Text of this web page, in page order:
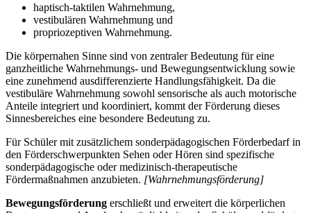
haptisch-taktilen Wahrnehmung,
vestibulären Wahrnehmung und
propriozeptiven Wahrnehmung.
Die körpernahen Sinne sind von zentraler Bedeutung für eine
ganzheitliche Wahrnehmungs- und Bewegungsentwicklung sowie
eine zunehmend ausdifferenzierte Handlungsfähigkeit. Da die
vestibuläre Wahrnehmung sowohl sensorische als auch motorische
Anteile integriert und koordiniert, kommt der Förderung dieses
Sinnesbereiches eine besondere Bedeutung zu.
Für Schüler mit zusätzlichem sonderpädagogischen Förderbedarf in
den Förderschwerpunkten Sehen oder Hören sind spezifische
sonderpädagogische oder medizinisch-therapeutische
Fördermaßnahmen anzubieten. [Wahrnehmungsförderung]
Bewegungsförderung erschließt und erweitert die körperlichen